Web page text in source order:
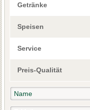
Getränke
Speisen
Service
Preis-Qualität